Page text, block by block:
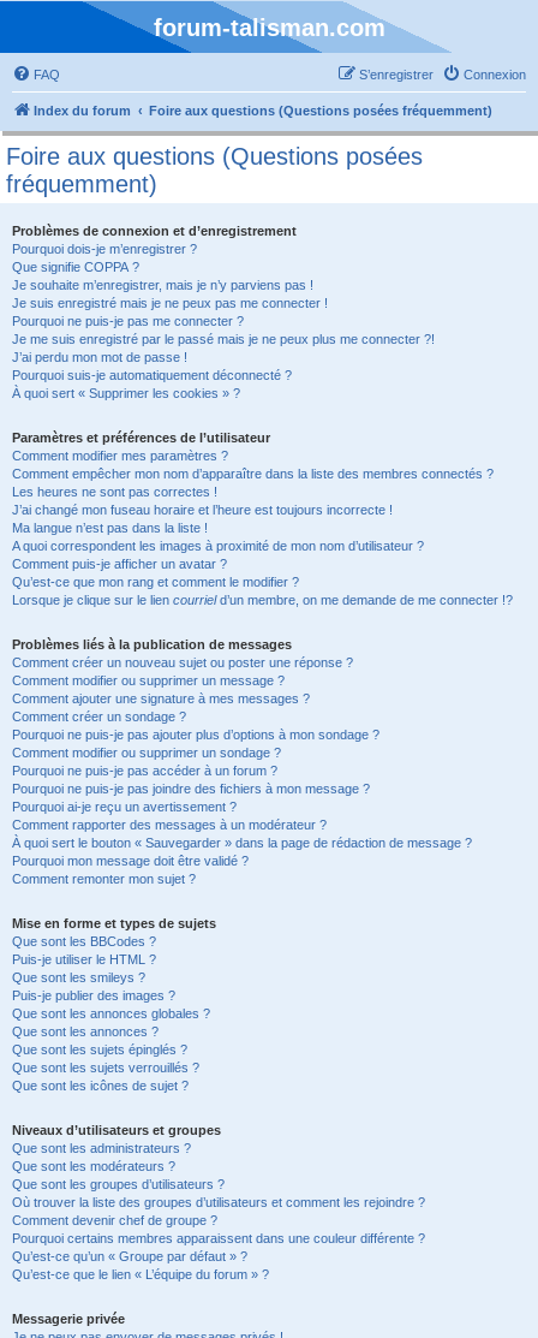
forum-talisman.com
FAQ Connexion
S’enregistrer
Index du forum Foire aux questions (Questions posées fréquemment)
Foire aux questions (Questions posées
fréquemment)
Problèmes de connexion et d’enregistrement
Pourquoi dois-je m’enregistrer ?
Que signifie COPPA ?
Je souhaite m’enregistrer, mais je n’y parviens pas !
Je suis enregistré mais je ne peux pas me connecter !
Pourquoi ne puis-je pas me connecter ?
Je me suis enregistré par le passé mais je ne peux plus me connecter ?!
J’ai perdu mon mot de passe !
Pourquoi suis-je automatiquement déconnecté ?
À quoi sert « Supprimer les cookies » ?
Paramètres et préférences de l’utilisateur
Comment modifier mes paramètres ?
Comment empêcher mon nom d’apparaître dans la liste des membres connectés ?
Les heures ne sont pas correctes !
J’ai changé mon fuseau horaire et l’heure est toujours incorrecte !
Ma langue n’est pas dans la liste !
A quoi correspondent les images à proximité de mon nom d’utilisateur ?
Comment puis-je afficher un avatar ?
Qu’est-ce que mon rang et comment le modifier ?
Lorsque je clique sur le lien courrield’un membre, on me demande de me connecter !?
Problèmes liés à la publication de messages
Comment créer un nouveau sujet ou poster une réponse ?
Comment modifier ou supprimer un message ?
Comment ajouter une signature à mes messages ?
Comment créer un sondage ?
Pourquoi ne puis-je pas ajouter plus d’options à mon sondage ?
Comment modifier ou supprimer un sondage ?
Pourquoi ne puis-je pas accéder à un forum ?
Pourquoi ne puis-je pas joindre des fichiers à mon message ?
Pourquoi ai-je reçu un avertissement ?
Comment rapporter des messages à un modérateur ?
À quoi sert le bouton « Sauvegarder » dans la page de rédaction de message ?
Pourquoi mon message doit être validé ?
Comment remonter mon sujet ?
Mise en forme et types de sujets
Que sont les BBCodes ?
Puis-je utiliser le HTML ?
Que sont les smileys ?
Puis-je publier des images ?
Que sont les annonces globales ?
Que sont les annonces ?
Que sont les sujets épinglés ?
Que sont les sujets verrouillés ?
Que sont les icônes de sujet ?
Niveaux d’utilisateurs et groupes
Que sont les administrateurs ?
Que sont les modérateurs ?
Que sont les groupes d’utilisateurs ?
Où trouver la liste des groupes d’utilisateurs et comment les rejoindre ?
Comment devenir chef de groupe ?
Pourquoi certains membres apparaissent dans une couleur différente ?
Qu’est-ce qu’un « Groupe par défaut » ?
Qu’est-ce que le lien « L’équipe du forum » ?
Messagerie privée